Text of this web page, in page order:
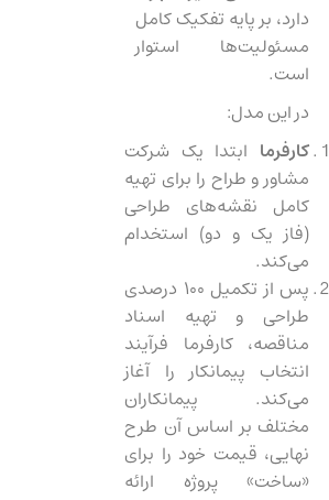
دارد، بر پایه تفکیک کامل
مسئولیت‌ها استوار
است.
در این مدل:
کارفرما ابتدا یک شرکت
مشاور و طراح را برای تهیه
کامل نقشه‌های طراحی
(فاز یک و دو) استخدام
می‌کند.
پس از تکمیل ۱۰۰ درصدی
طراحی و تهیه اسناد
مناقصه، کارفرما فرآیند
انتخاب پیمانکار را آغاز
می‌کند. پیمانکاران
مختلف بر اساس آن طرح
نهایی، قیمت خود را برای
«ساخت» پروژه ارائه